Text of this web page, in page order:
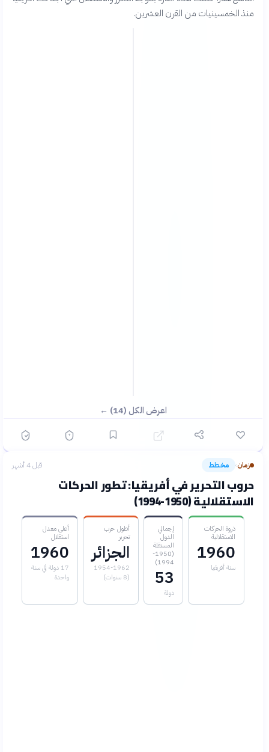
منذ الخمسينيات من القرن العشرين.
اعرض الكل (14) ←
زمان› مخطط قبل 4 أشهر
حروب التحرير في أفريقيا: تطور الحركات
الاستقلالية (1950-1994)
ذروة الحركات
الاستقلالية
1960
سنة أفريقيا
إجمالي
الدول
المستقلة
(1950-
1994)
53
دولة
أطول حرب
تحرير
الجزائر
1954-1962
(8 سنوات)
أعلى معدل
استقلال
1960
17 دولة في سنة
واحدة